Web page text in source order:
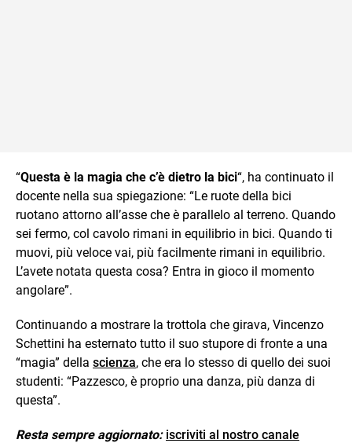
“Questa è la magia che c’è dietro la bici“, ha continuato il
docente nella sua spiegazione: “Le ruote della bici
ruotano attorno all’asse che è parallelo al terreno. Quando
sei fermo, col cavolo rimani in equilibrio in bici. Quando ti
muovi, più veloce vai, più facilmente rimani in equilibrio.
L’avete notata questa cosa? Entra in gioco il momento
angolare”.
Continuando a mostrare la trottola che girava, Vincenzo
Schettini ha esternato tutto il suo stupore di fronte a una
“magia” della scienza, che era lo stesso di quello dei suoi
studenti: “Pazzesco, è proprio una danza, più danza di
questa”.
Resta sempre aggiornato: iscriviti al nostro canale